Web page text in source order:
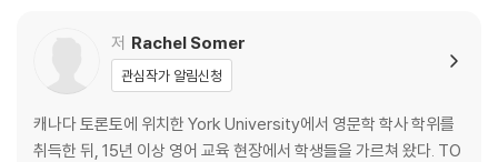
저 Rachel Somer
관심작가 알림신청
캐나다 토론토에 위치한 York University에서 영문학 학사 학위를
취득한 뒤, 15년 이상 영어 교육 현장에서 학생들을 가르쳐 왔다. TO